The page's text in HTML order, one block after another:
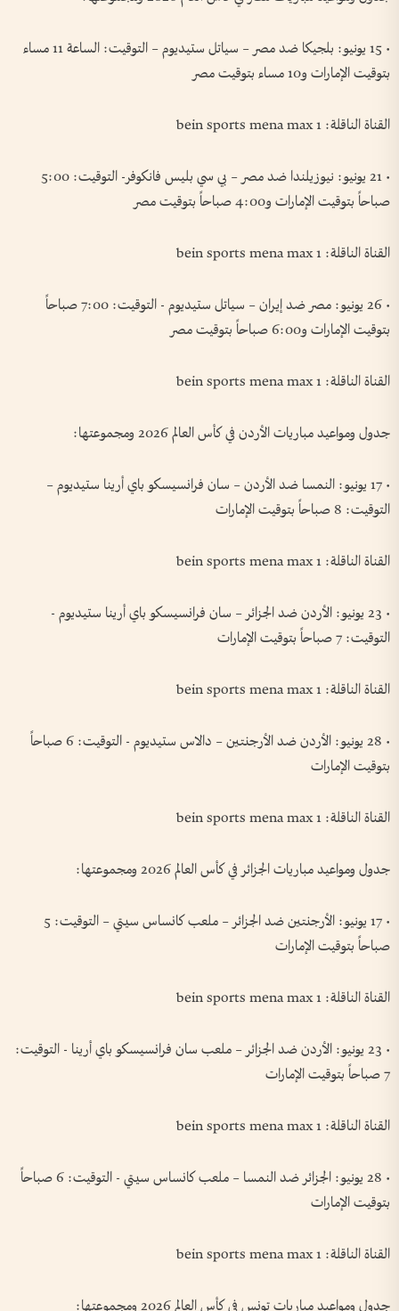
• 15 يونيو: بلجيكا ضد مصر – سياتل ستيديوم – التوقيت: الساعة 11 مساء
بتوقيت الإمارات و10 مساء بتوقيت مصر
القناة الناقلة: bein sports mena max 1
• 21 يونيو: نيوزيلندا ضد مصر – بي سي بليس فانكوفر- التوقيت: 5:00
صباحاً بتوقيت الإمارات و4:00 صباحاً بتوقيت مصر
القناة الناقلة: bein sports mena max 1
• 26 يونيو: مصر ضد إيران – سياتل ستيديوم - التوقيت: 7:00 صباحاً
بتوقيت الإمارات و6:00 صباحاً بتوقيت مصر
القناة الناقلة: bein sports mena max 1
جدول ومواعيد مباريات الأردن في كأس العالم 2026 ومجموعتها:
• 17 يونيو: النمسا ضد الأردن – سان فرانسيسكو باي أرينا ستيديوم –
التوقيت: 8 صباحاً بتوقيت الإمارات
القناة الناقلة: bein sports mena max 1
• 23 يونيو: الأردن ضد الجزائر – سان فرانسيسكو باي أرينا ستيديوم -
التوقيت: 7 صباحاً بتوقيت الإمارات
القناة الناقلة: bein sports mena max 1
• 28 يونيو: الأردن ضد الأرجنتين – دالاس ستيديوم - التوقيت: 6 صباحاً
بتوقيت الإمارات
القناة الناقلة: bein sports mena max 1
جدول ومواعيد مباريات الجزائر في كأس العالم 2026 ومجموعتها:
• 17 يونيو: الأرجنتين ضد الجزائر – ملعب كانساس سيتي – التوقيت: 5
صباحاً بتوقيت الإمارات
القناة الناقلة: bein sports mena max 1
• 23 يونيو: الأردن ضد الجزائر – ملعب سان فرانسيسكو باي أرينا - التوقيت:
7 صباحاً بتوقيت الإمارات
القناة الناقلة: bein sports mena max 1
• 28 يونيو: الجزائر ضد النمسا – ملعب كانساس سيتي - التوقيت: 6 صباحاً
بتوقيت الإمارات
القناة الناقلة: bein sports mena max 1
جدول ومواعيد مباريات تونس في كأس العالم 2026 ومجموعتها: